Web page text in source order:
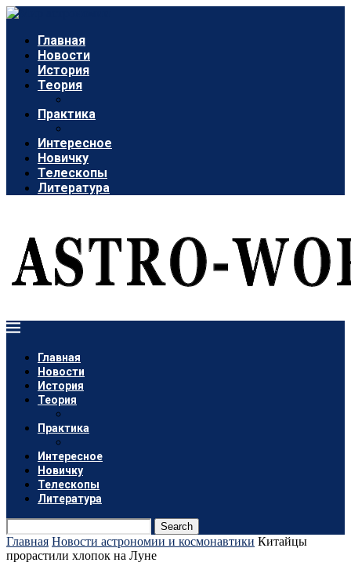
Главная
Новости
История
Теория
Практика
Интересное
Новичку
Телескопы
Литература
Главная
Новости
История
Теория
Практика
Интересное
Новичку
Телескопы
Литература
Search
Главная Новости астрономии и космонавтики Китайцы
прорастили хлопок на Луне